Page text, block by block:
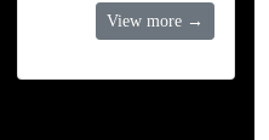
View more →